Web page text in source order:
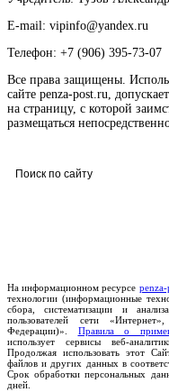
E-mail: vipinfo@yandex.ru
Телефон: +7 (906) 395-73-07
Все права защищены.
сайте penza-post.ru,
на страницу, с которой
размещаться
На информационном ресурсе
технологии (информационные
сбора, систематизации и
пользователей сети
Федерации)». Правила о
использует сервисы веб-
Продолжая использовать этот
файлов и других данных в
Срок обработки персональных
дней.